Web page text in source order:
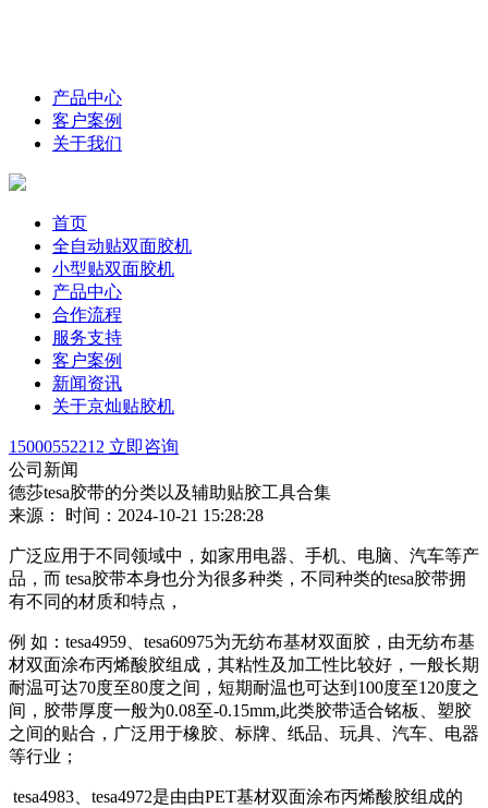
产品中心
客户案例
关于我们
首页
全自动贴双面胶机
小型贴双面胶机
产品中心
合作流程
服务支持
客户案例
新闻资讯
关于京灿贴胶机
15000552212 立即咨询
公司新闻
德莎tesa胶带的分类以及辅助贴胶工具合集
来源： 时间：2024-10-21 15:28:28
广泛应用于不同领域中，如家用电器、手机、电脑、汽车等产
品，而 tesa胶带本身也分为很多种类，不同种类的tesa胶带拥
有不同的材质和特点，
例 如：tesa4959、tesa60975为无纺布基材双面胶，由无纺布基
材双面涂布丙烯酸胶组成，其粘性及加工性比较好，一般长期
耐温可达70度至80度之间，短期耐温也可达到100度至120度之
间，胶带厚度一般为0.08至-0.15mm,此类胶带适合铭板、塑胶
之间的贴合，广泛用于橡胶、标牌、纸品、玩具、汽车、电器
等行业；
tesa4983、tesa4972是由由PET基材双面涂布丙烯酸胶组成的